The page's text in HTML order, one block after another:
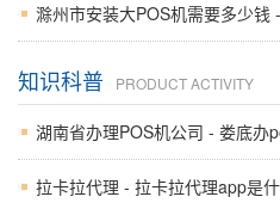
滁州市安装大POS机需要多少钱 -
知识科普 PRODUCT ACTIVITY
湖南省办理POS机公司 - 娄底办
拉卡拉代理 - 拉卡拉代理app是